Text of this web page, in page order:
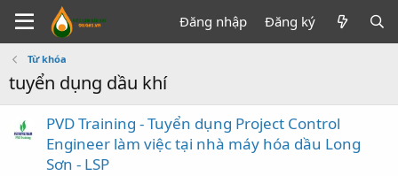
Đăng nhập Đăng ký
Từ khóa
tuyển dụng dầu khí
PVD Training - Tuyển dụng Project Control
Engineer làm việc tại nhà máy hóa dầu Long
Sơn - LSP